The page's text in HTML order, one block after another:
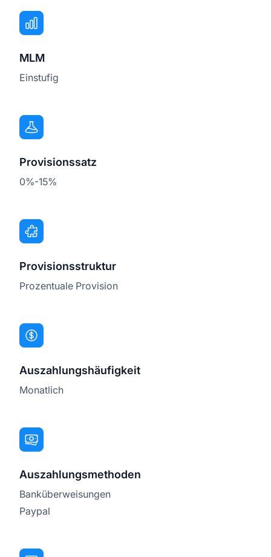
MLM
Einstufig
Provisionssatz
0%-15%
Provisionsstruktur
Prozentuale Provision
Auszahlungshäufigkeit
Monatlich
Auszahlungsmethoden
Banküberweisungen
Paypal